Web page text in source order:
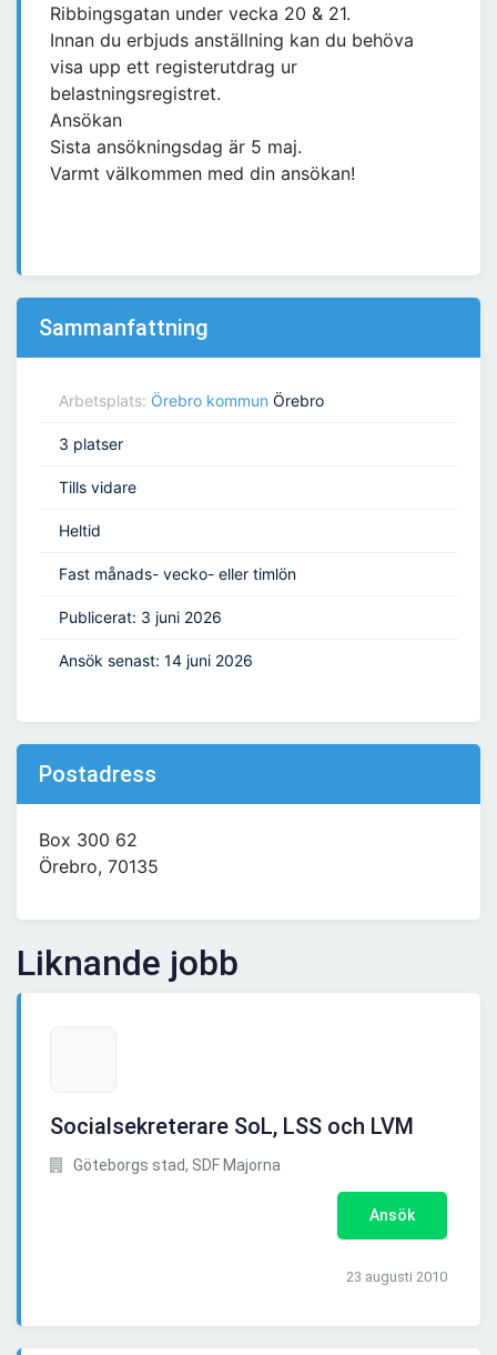
Ribbingsgatan under vecka 20 & 21.
Innan du erbjuds anställning kan du behöva
visa upp ett registerutdrag ur
belastningsregistret.
Ansökan
Sista ansökningsdag är 5 maj.
Varmt välkommen med din ansökan!
Sammanfattning
Arbetsplats: Örebro kommun Örebro
3 platser
Tills vidare
Heltid
Fast månads- vecko- eller timlön
Publicerat: 3 juni 2026
Ansök senast: 14 juni 2026
Postadress
Box 300 62
Örebro, 70135
Liknande jobb
Socialsekreterare SoL, LSS och LVM
Göteborgs stad, SDF Majorna
Ansök
23 augusti 2010